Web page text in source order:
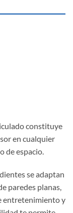
constituye
en cualquier
de espacio.
se adaptan
paredes planas,
entretenimiento y